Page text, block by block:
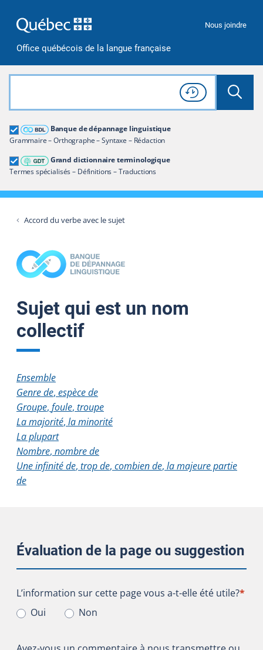
Office québécois de la langue française
Nous joindre
Rechercher dans tout le site
Lancer
Consulter l'
Historique
de recherche
Banque de dépannage linguistique
Grammaire – Orthographe – Syntaxe – Rédaction
Grand dictionnaire terminologique
Termes spécialisés – Définitions – Traductions
Grand dictionnaire terminologique
Restreindre aux termes
Accord du verbe avec le sujet
Sujet qui est un nom
collectif
Ensemble
Genre de, espèce de
Groupe, foule, troupe
La majorité, la minorité
La plupart
Nombre, nombre de
Une infinité de, trop de, combien de, la majeure partie
de
Évaluation de la page ou suggestion
L’information sur cette page vous a-t-elle été utile?
L’information sur cette page vous a-t-elle été utile?*
Oui
Non